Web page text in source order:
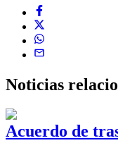
Noticias
Acuerdo de